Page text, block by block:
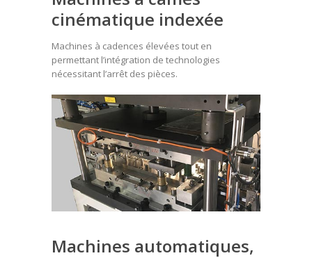
cinématique indexée
Machines à cadences élevées tout en
permettant l’intégration de technologies
nécessitant l’arrêt des pièces.
Machines automatiques,